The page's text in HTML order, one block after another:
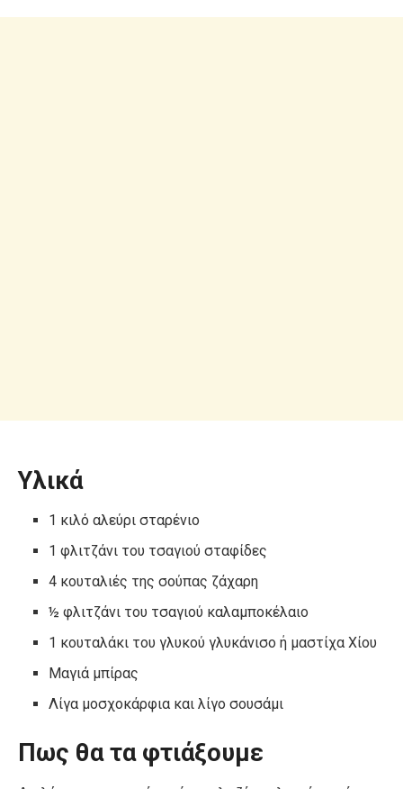
Υλικά
1 κιλό αλεύρι σταρένιο
1 φλιτζάνι του τσαγιού σταφίδες
4 κουταλιές της σούπας ζάχαρη
½ φλιτζάνι του τσαγιού καλαμποκέλαιο
1 κουταλάκι του γλυκού γλυκάνισο ή μαστίχα Χίου
Μαγιά μπίρας
Λίγα μοσχοκάρφια και λίγο σουσάμι
Πως θα τα φτιάξουμε